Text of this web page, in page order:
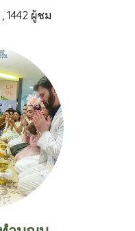
, 1442 ผู้ชม